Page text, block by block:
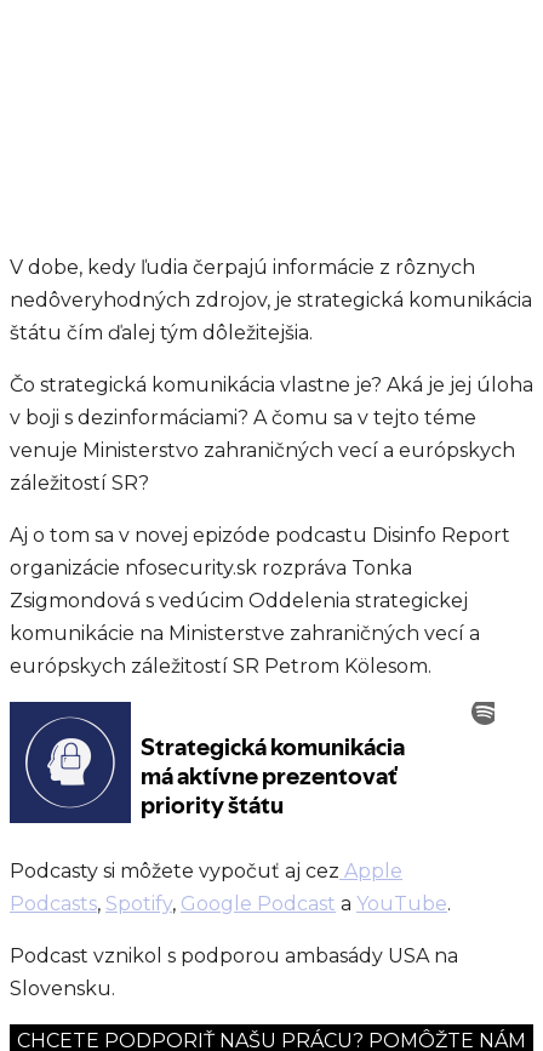
V dobe, kedy ľudia čerpajú informácie z rôznych
nedôveryhodných zdrojov, je strategická komunikácia
štátu čím ďalej tým dôležitejšia.
Čo strategická komunikácia vlastne je? Aká je jej úloha
v boji s dezinformáciami? A čomu sa v tejto téme
venuje Ministerstvo zahraničných vecí a európskych
záležitostí SR?
Aj o tom sa v novej epizóde podcastu Disinfo Report
organizácie nfosecurity.sk rozpráva Tonka
Zsigmondová s vedúcim Oddelenia strategickej
komunikácie na Ministerstve zahraničných vecí a
európskych záležitostí SR Petrom Kölesom.
Podcasty si môžete vypočuť aj cez Apple
Podcasts, Spotify, Google Podcast a YouTube.
Podcast vznikol s podporou ambasády USA na
Slovensku.
CHCETE PODPORIŤ NAŠU PRÁCU? POMÔŽTE NÁM